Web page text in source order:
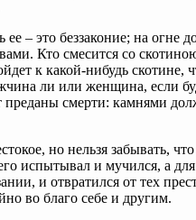
– это беззаконие; на огне
Кто смесится со
к какой-нибудь скотине,
ли или женщина, если
преданы смерти: камнями
но нельзя забывать,
испытывал и мучился, а
и отвратился от тех
во благо себе и другим.